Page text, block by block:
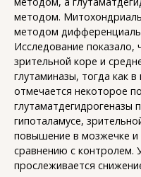
методом.
методом
Исследование показало,
зрительной коре и
глутаминазы, тогда как
отмечается некоторое
глутаматдегидрогеназы
гипоталамусе,
повышение в мозжечке и
сравнению с контролем.
прослеживается